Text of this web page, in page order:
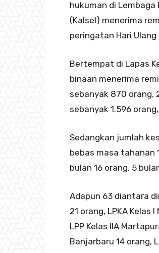
hukuman di
(Kalsel) menerima
peringatan Hari
Bertempat di Lapas
binaan menerima
sebanyak 870 orang,
sebanyak 1.596
Sedangkan jumlah
bebas masa tahanan
bulan 16 orang, 5
Adapun 63 diantara
21 orang, LPKA Kelas
LPP Kelas IIA
Banjarbaru 14 orang,